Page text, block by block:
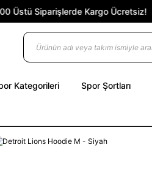
Üstü Siparişlerde Kargo Ücretsiz!
Kategorileri Spor Şortları